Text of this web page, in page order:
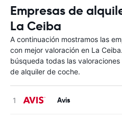
Empresas de
La Ceiba
A continuación mostramos las
con mejor valoración en La
búsqueda todas las
de alquiler de coche.
Avis